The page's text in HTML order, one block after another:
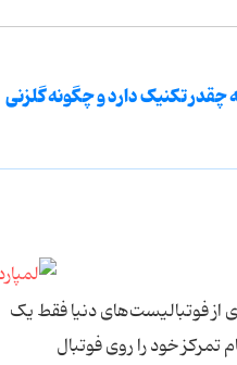
چقدر تکنیک دارد و چگونه گلزنی
فوتبالیست‌های دنیا فقط یک
خود را روی فوتبال